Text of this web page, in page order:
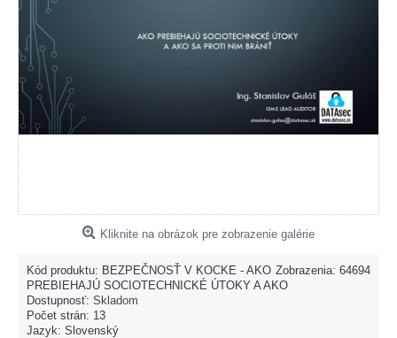
Kliknite na obrázok pre zobrazenie galérie
Zobrazenia: 64694
Kód produktu: BEZPEČNOSŤ V KOCKE - AKO
PREBIEHAJÚ SOCIOTECHNICKÉ ÚTOKY A AKO
Dostupnosť: Skladom
Počet strán: 13
Jazyk: Slovenský